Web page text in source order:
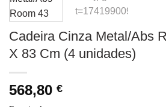
Cadeira Cinza Metal/Abs
X 83 Cm (4 unidades)
568,80 €